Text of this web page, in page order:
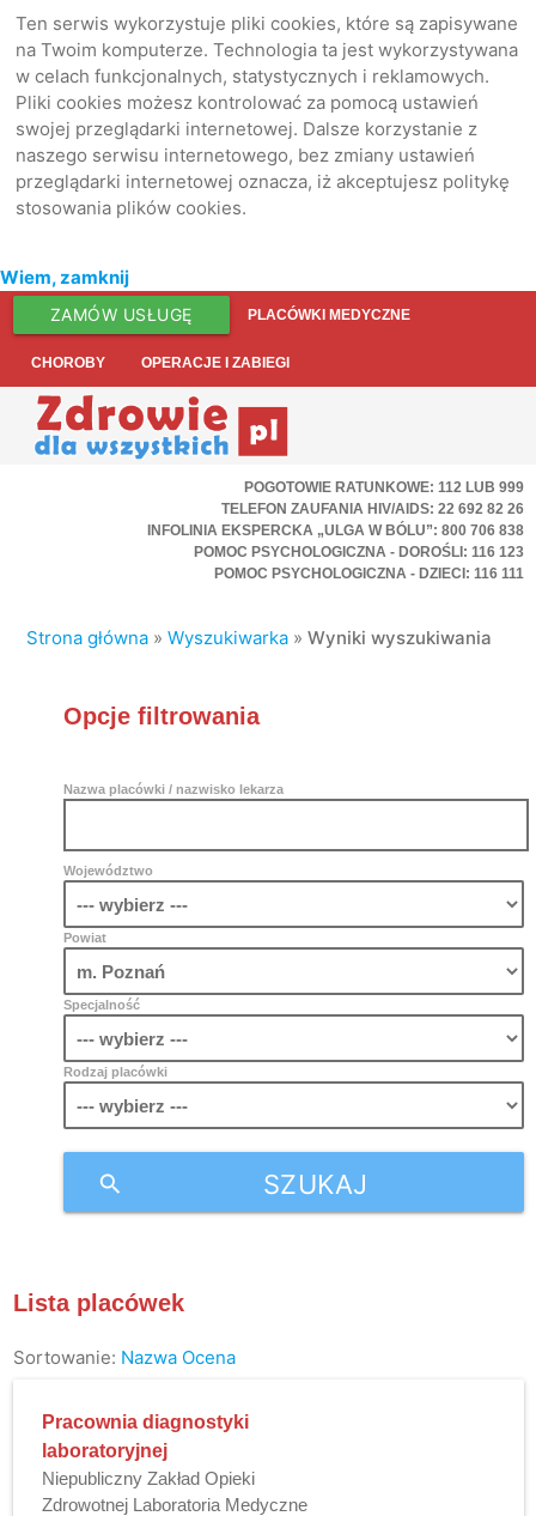
Ten serwis wykorzystuje pliki cookies, które są zapisywane
na Twoim komputerze. Technologia ta jest wykorzystywana
w celach funkcjonalnych, statystycznych i reklamowych.
Pliki cookies możesz kontrolować za pomocą ustawień
swojej przeglądarki internetowej. Dalsze korzystanie z
naszego serwisu internetowego, bez zmiany ustawień
przeglądarki internetowej oznacza, iż akceptujesz politykę
stosowania plików cookies.
Wiem, zamknij
ZAMÓW USŁUGĘ PLACÓWKI MEDYCZNE
CHOROBY OPERACJE I ZABIEGI
POGOTOWIE RATUNKOWE: 112 LUB 999
TELEFON ZAUFANIA HIV/AIDS: 22 692 82 26
INFOLINIA EKSPERCKA „ULGA W BÓLU”: 800 706 838
POMOC PSYCHOLOGICZNA - DOROŚLI: 116 123
POMOC PSYCHOLOGICZNA - DZIECI: 116 111
Strona główna »Wyszukiwarka »Wyniki wyszukiwania
Opcje filtrowania
Nazwa placówki / nazwisko lekarza
Województwo
Powiat
Specjalność
Rodzaj placówki
SZUKAJ
search
Lista placówek
Sortowanie: Nazwa Ocena
Pracownia diagnostyki
laboratoryjnej
Niepubliczny Zakład Opieki
Zdrowotnej Laboratoria Medyczne